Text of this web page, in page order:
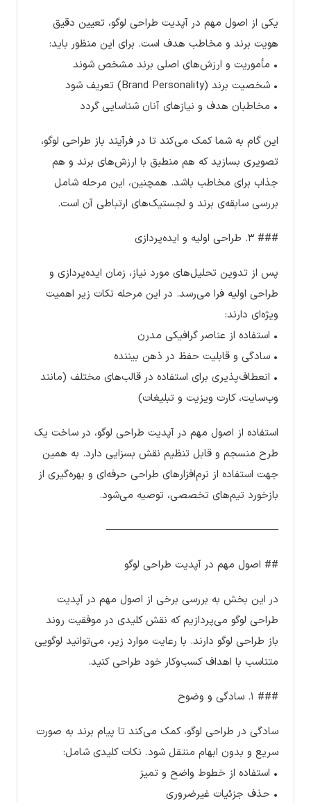
یکی از اصول مهم در آپدیت طراحی لوگو، تعیین دقیق
هویت برند و مخاطب هدف است. برای این منظور باید:
• مأموریت و ارزش‌های اصلی برند مشخص شوند
• شخصیت برند (Brand Personality) تعریف شود
• مخاطبان هدف و نیازهای آنان شناسایی گردد
این گام به شما کمک می‌کند تا در فرآیند باز طراحی لوگو،
تصویری بسازید که هم منطبق با ارزش‌های برند و هم
جذاب برای مخاطب باشد. همچنین، این مرحله شامل
بررسی سابقه‌ی برند و لجستیک‌های ارتباطی آن است.
### ۳. طراحی اولیه و ایده‌پردازی
پس از تدوین تحلیل‌های مورد نیاز، زمان ایده‌پردازی و
طراحی اولیه فرا می‌رسد. در این مرحله نکات زیر اهمیت
ویژه‌ای دارند:
• استفاده از عناصر گرافیکی مدرن
• سادگی و قابلیت حفظ در ذهن بیننده
• انعطاف‌پذیری برای استفاده در قالب‌های مختلف (مانند
وب‌سایت، کارت ویزیت و تبلیغات)
استفاده از اصول مهم در آپدیت طراحی لوگو، در ساخت یک
طرح منسجم و قابل تنظیم نقش بسزایی دارد. به همین
جهت استفاده از نرم‌افزارهای طراحی حرفه‌ای و بهره‌گیری از
بازخورد تیم‌های تخصصی، توصیه می‌شود.
————————————————–
## اصول مهم در آپدیت طراحی لوگو
در این بخش به بررسی برخی از اصول مهم در آپدیت
طراحی لوگو می‌پردازیم که نقش کلیدی در موفقیت روند
باز طراحی لوگو دارند. با رعایت موارد زیر، می‌توانید لوگویی
متناسب با اهداف کسب‌وکار خود طراحی کنید.
### ۱. سادگی و وضوح
سادگی در طراحی لوگو، کمک می‌کند تا پیام برند به صورت
سریع و بدون ابهام منتقل شود. نکات کلیدی شامل:
• استفاده از خطوط واضح و تمیز
• حذف جزئیات غیرضروری